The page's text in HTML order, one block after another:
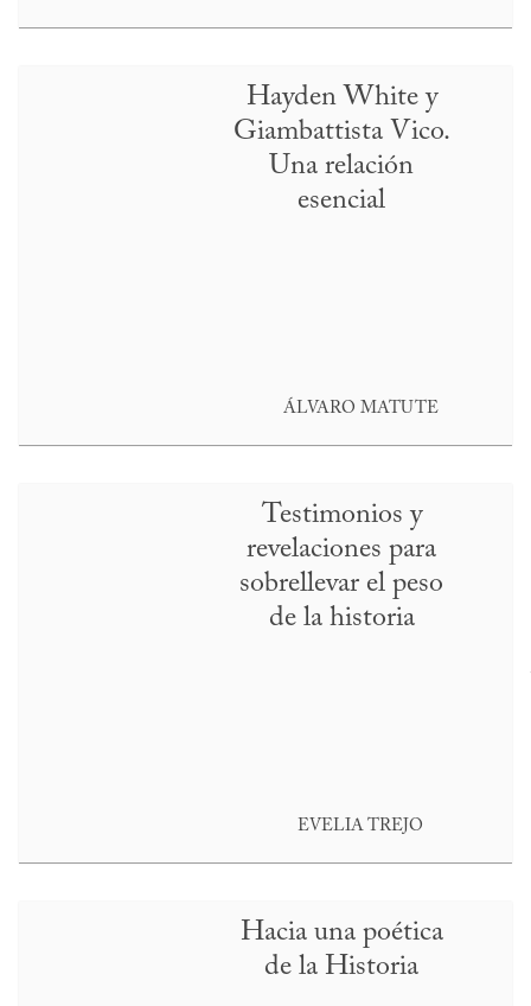
Hayden White y
Giambattista Vico.
Una relación
esencial
ÁLVARO MATUTE
Testimonios y
revelaciones para
sobrellevar el peso
de la historia
EVELIA TREJO
Hacia una poética
de la Historia